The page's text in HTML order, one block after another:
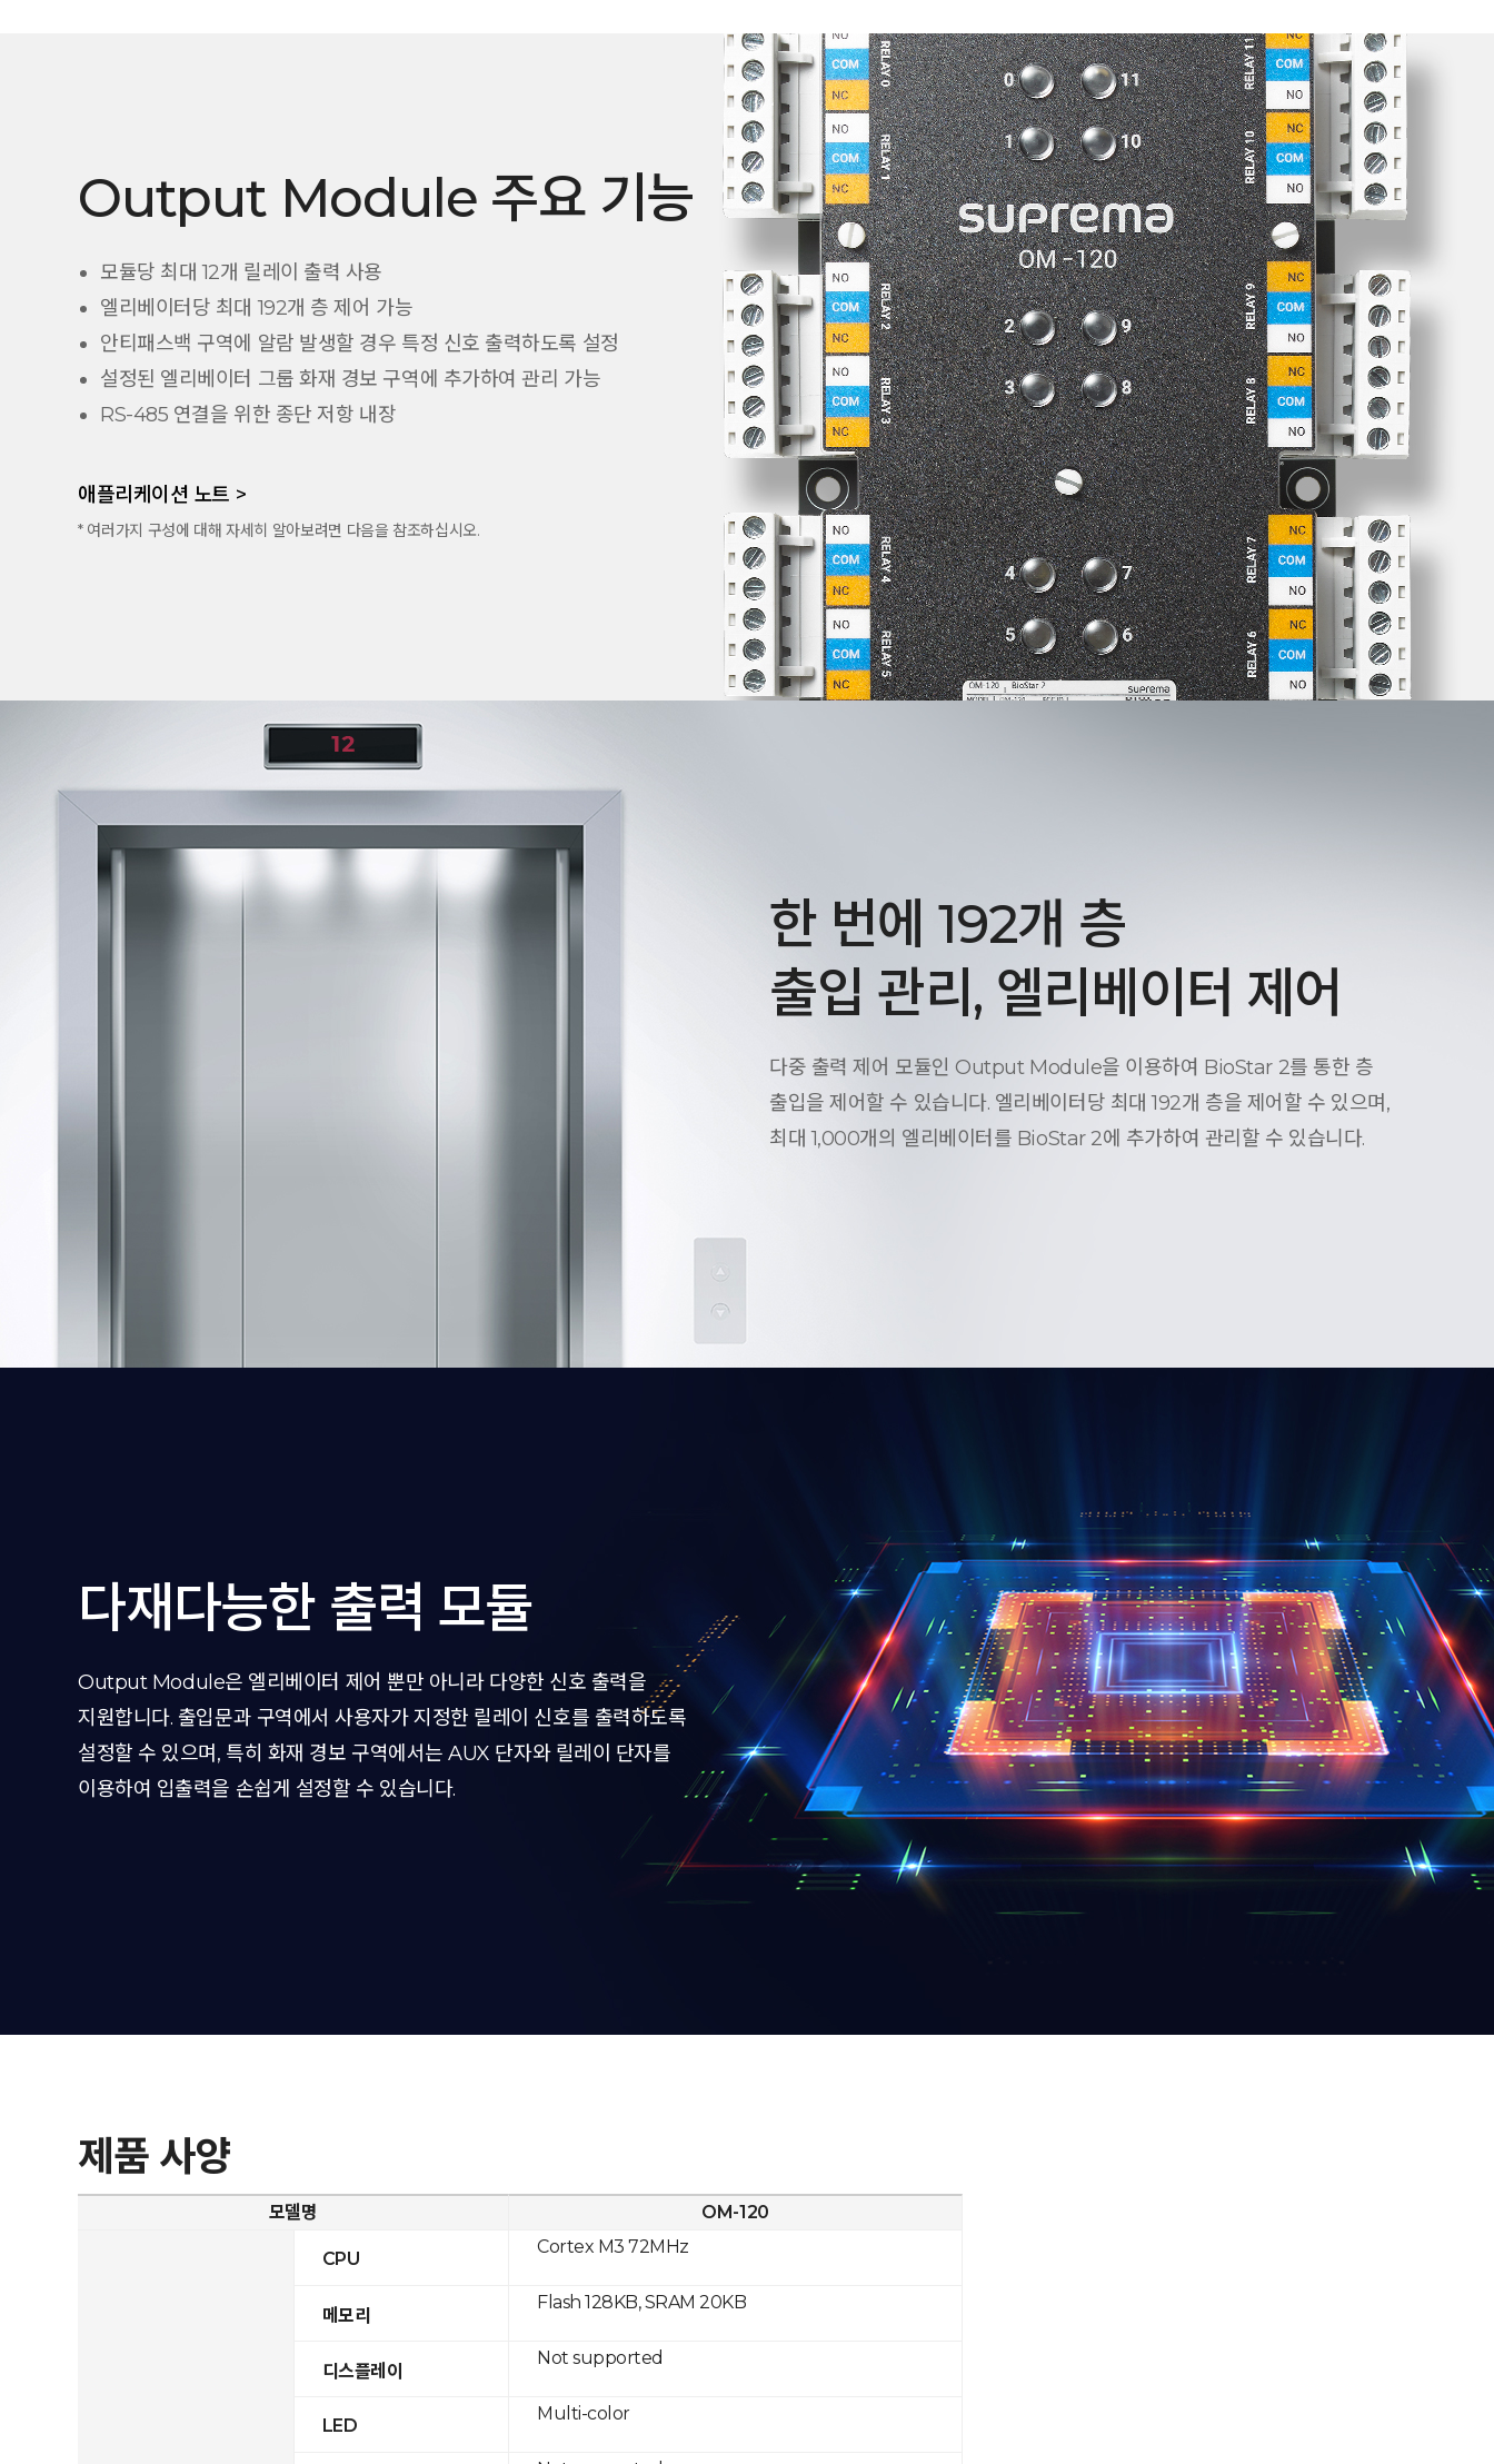
Output Module 주요 기능
모듈당 최대 12개 릴레이 출력 사용
엘리베이터당 최대 192개 층 제어 가능
안티패스백 구역에 알람 발생할 경우 특정 신호 출력하도록 설정
설정된 엘리베이터 그룹 화재 경보 구역에 추가하여 관리 가능
RS-485 연결을 위한 종단 저항 내장
애플리케이션 노트 >
* 여러가지 구성에 대해 자세히 알아보려면 다음을 참조하십시오.
한 번에 192개 층
출입 관리, 엘리베이터 제어
다중 출력 제어 모듈인 Output Module을 이용하여 BioStar 2를 통한 층
출입을 제어할 수 있습니다. 엘리베이터당 최대 192개 층을 제어할 수 있으며,
최대 1,000개의 엘리베이터를 BioStar 2에 추가하여 관리할 수 있습니다.
다재다능한 출력 모듈
Output Module은 엘리베이터 제어 뿐만 아니라 다양한 신호 출력을
지원합니다. 출입문과 구역에서 사용자가 지정한 릴레이 신호를 출력하도록
설정할 수 있으며, 특히 화재 경보 구역에서는 AUX 단자와 릴레이 단자를
이용하여 입출력을 손쉽게 설정할 수 있습니다.
제품 사양
모델명
CPU
메모리
디스플레이
LED
OM-120
Cortex M3 72MHz
Flash 128KB, SRAM 20KB
Not supported
Multi-color